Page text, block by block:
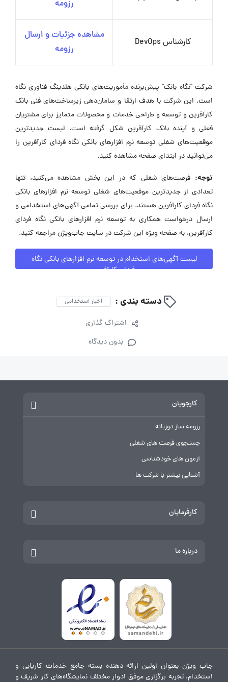
رزومه
کارشناس DevOps
مشاهده جزئیات و ارسال
رزومه
شرکت "نگاه بانک" پیش‌برنده مأموریت‌های بانکی هلدینگ فناوری نگاه
است. این شرکت با هدف ارتقا و سامان‌دهی زیرساخت‌های فنی بانک
کارآفرین و توسعه و طراحی خدمات و محصولات متمایز برای مشتریان
فعلی و آینده بانک کارآفرین شکل گرفته است. لیست جدیدترین
موقعیت‌های شغلی توسعه نرم افزارهای بانکی نگاه فردای کارآفرین را
می‌توانید در ابتدای صفحه مشاهده کنید.
توجه: فرصت‌های شغلی که در این بخش مشاهده می‌کنید، تنها
تعدادی از جدیدترین موقعیت‌های شغلی توسعه نرم افزارهای بانکی
نگاه فردای کارآفرین هستند. برای بررسی تمامی آگهی‌های استخدامی و
ارسال درخواست همکاری به توسعه نرم افزارهای بانکی نگاه فردای
کارآفرین، به صفحه ویژه این شرکت در سایت جاب‌ویژن مراجعه کنید.
لیست آگهی‌های استخدام در توسعه نرم افزارهای بانکی نگاه
فردای کارآفرین
دسته بندی : اخبار استخدامی
اشتراک گذاری
بدون دیدگاه
کارجویان
رزومه ساز دوزبانه
جستجوی فرصت های شغلی
آزمون های خودشناسی
آشنایی بیشتر با شرکت ها
کارفرمایان
درباره ما
جاب ویژن بعنوان اولین ارائه دهنده بسته جامع خدمات کاریابی و
استخدام، تجربه برگزاری موفق ادوار مختلف نمایشگاه‌های کار شریف و